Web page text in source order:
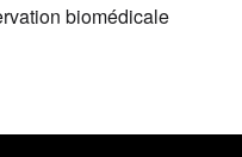
biomédicale